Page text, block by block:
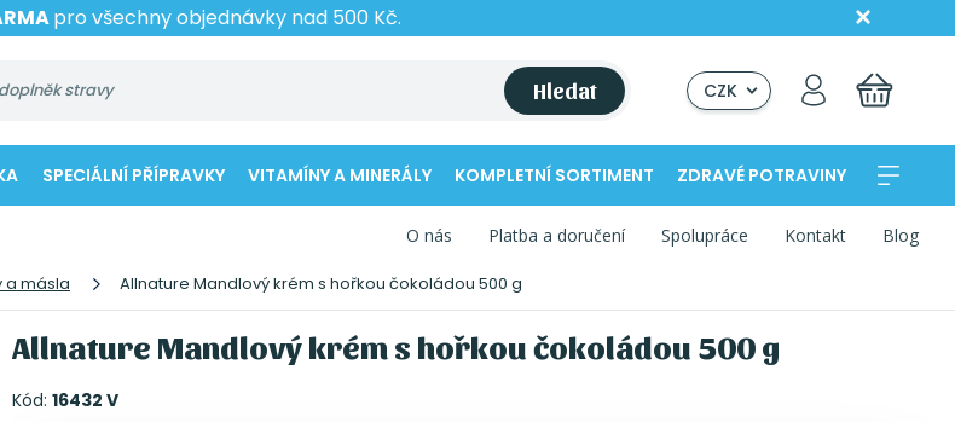
pro všechny objednávky nad 500 Kč.
Hledat CZK
SPECIÁLNÍ PŘÍPRAVKY VITAMÍNY A MINERÁLY KOMPLETNÍ SORTIMENT ZDRAVÉ POTRAVINY
O nás Platba a doručení Spolupráce Kontakt Blog
a másla Allnature Mandlový krém s hořkou čokoládou 500 g
Allnature Mandlový krém s hořkou čokoládou 500 g
Kód: 16432 V